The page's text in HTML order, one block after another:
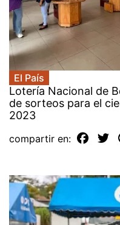
El País
Lotería Nacional de
de sorteos para el
2023
compartir en: